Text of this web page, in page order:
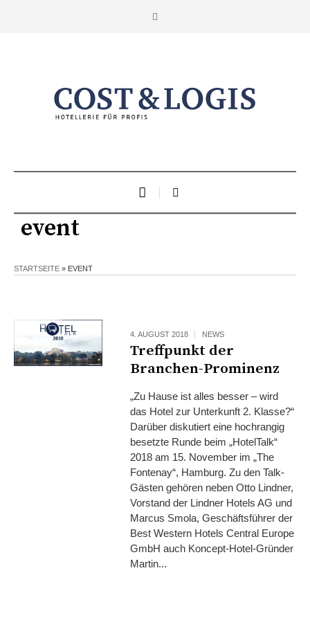
event
STARTSEITE » EVENT
4. AUGUST 2018 NEWS
Treffpunkt der
Branchen-Prominenz
„Zu Hause ist alles besser – wird
das Hotel zur Unterkunft 2. Klasse?“
Darüber diskutiert eine hochrangig
besetzte Runde beim „HotelTalk“
2018 am 15. November im „The
Fontenay“, Hamburg. Zu den Talk-
Gästen gehören neben Otto Lindner,
Vorstand der Lindner Hotels AG und
Marcus Smola, Geschäftsführer der
Best Western Hotels Central Europe
GmbH auch Koncept-Hotel-Gründer
Martin...